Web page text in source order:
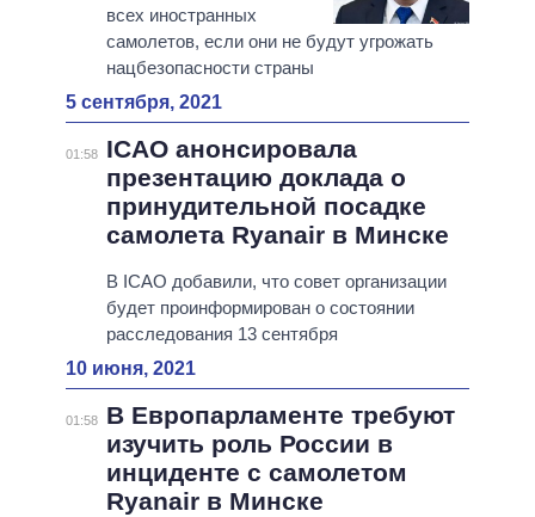
всех иностранных
самолетов, если они не будут угрожать
нацбезопасности страны
5 сентября, 2021
01:58
ICAO анонсировала
презентацию доклада о
принудительной посадке
самолета Ryanair в Минске
В ICAO добавили, что совет организации
будет проинформирован о состоянии
расследования 13 сентября
10 июня, 2021
01:58
В Европарламенте требуют
изучить роль России в
инциденте с самолетом
Ryanair в Минске